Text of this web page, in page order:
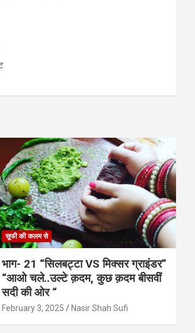
सूफी की कलम से
भाग- 21 “सिलबट्टा VS मिक्सर ग्राइंडर”
“आओ चले..उल्टे क़दम, कुछ क़दम बीसवीं
सदी की ओर “
February 3, 2025 Nasir Shah Sufi